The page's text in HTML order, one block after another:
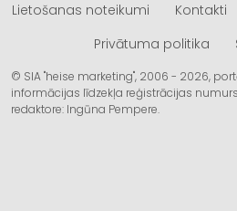
Lietošanas noteikumi
Kontakti
Privātuma politika
© SIA "heise marketing", 2006 - 2026,
informācijas līdzekļa reģistrācijas
redaktore: Ingūna Pempere.